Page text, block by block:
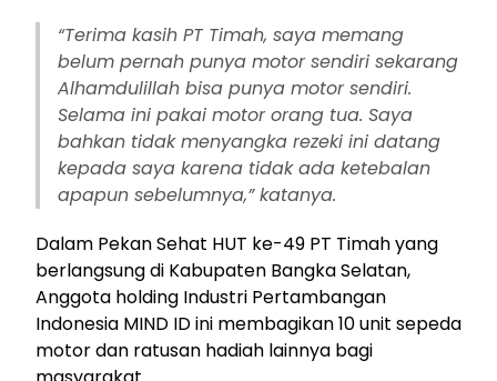
“Terima kasih PT Timah, saya memang
belum pernah punya motor sendiri sekarang
Alhamdulillah bisa punya motor sendiri.
Selama ini pakai motor orang tua. Saya
bahkan tidak menyangka rezeki ini datang
kepada saya karena tidak ada ketebalan
apapun sebelumnya,” katanya.
Dalam Pekan Sehat HUT ke-49 PT Timah yang
berlangsung di Kabupaten Bangka Selatan,
Anggota holding Industri Pertambangan
Indonesia MIND ID ini membagikan 10 unit sepeda
motor dan ratusan hadiah lainnya bagi